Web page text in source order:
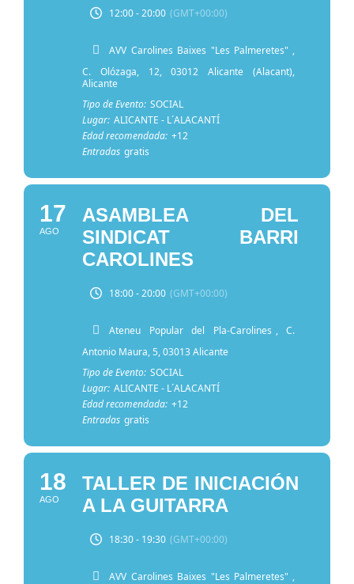
12:00 - 20:00 (GMT+00:00)
AVV Carolines Baixes "Les Palmeretes" ,
C. Olózaga, 12, 03012 Alicante (Alacant),
Alicante
Tipo de Evento: SOCIAL
Lugar: ALICANTE - L´ALACANTÍ
Edad recomendada: +12
Entradas gratis
17
AGO
ASAMBLEA DEL
SINDICAT BARRI
CAROLINES
18:00 - 20:00 (GMT+00:00)
Ateneu Popular del Pla-Carolines , C.
Antonio Maura, 5, 03013 Alicante
Tipo de Evento: SOCIAL
Lugar: ALICANTE - L´ALACANTÍ
Edad recomendada: +12
Entradas gratis
18
AGO
TALLER DE INICIACIÓN
A LA GUITARRA
18:30 - 19:30 (GMT+00:00)
AVV Carolines Baixes "Les Palmeretes" ,